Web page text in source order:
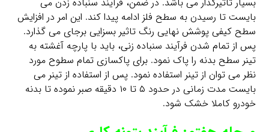
بایست تا رسیدن به سطح فلز ادامه پیدا کند. این امر در افزایش
سطح کیفی پوشش نهایی رنگ تاثیر بسزایی برجای می گذارد.
پس از تمام شدن فرآیند سنباده زنی، باید با پارچه آغشته به
تینر سطح بدنه را پاک نمود. برای پاکسازی تمام سطوح مورد
نظر می توان از تینر استفاده نمود. پس از استفاده از تینر می
بایست مدت زمانی در حدود ۵ تا ۱۰ دقیقه صبر نموده تا بدنه
خودرو کاملا خشک شود.